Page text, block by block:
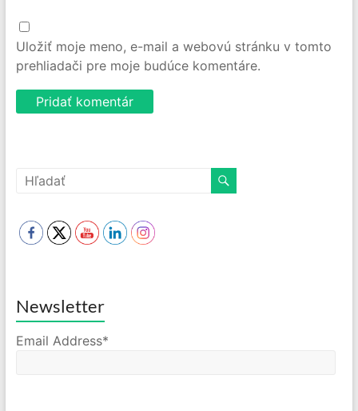
Uložiť moje meno, e-mail a webovú stránku v tomto
prehliadači pre moje budúce komentáre.
Newsletter
Email Address*